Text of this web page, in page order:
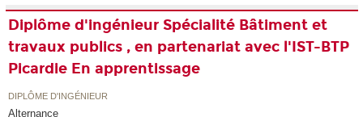
Diplôme d'ingénieur Spécialité Bâtiment et
travaux publics , en partenariat avec l'IST-BTP
Picardie En apprentissage
DIPLÔME D'INGÉNIEUR
Alternance